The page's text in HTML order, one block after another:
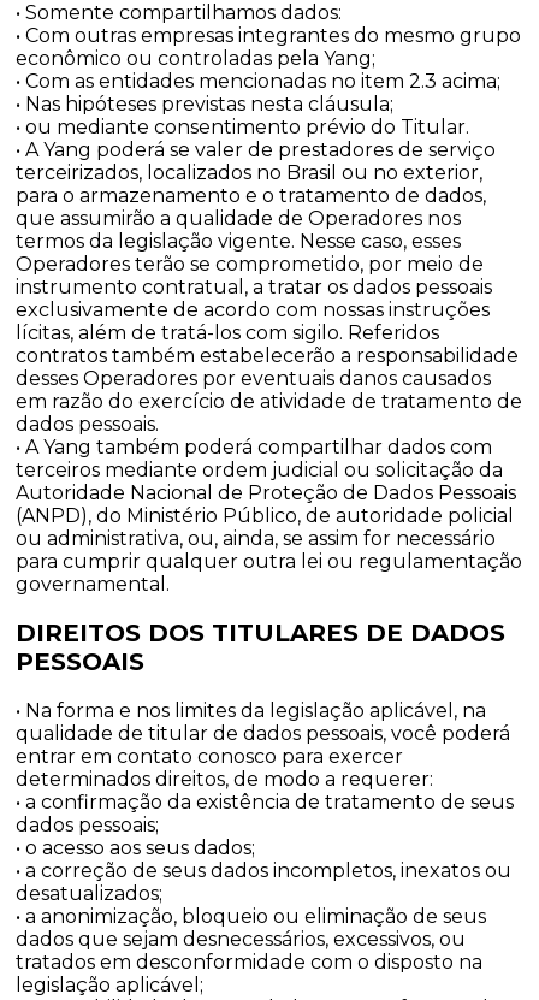
• Somente compartilhamos dados:
• Com outras empresas integrantes do mesmo grupo
econômico ou controladas pela Yang;
• Com as entidades mencionadas no item 2.3 acima;
• Nas hipóteses previstas nesta cláusula;
• ou mediante consentimento prévio do Titular.
• A Yang poderá se valer de prestadores de serviço
terceirizados, localizados no Brasil ou no exterior,
para o armazenamento e o tratamento de dados,
que assumirão a qualidade de Operadores nos
termos da legislação vigente. Nesse caso, esses
Operadores terão se comprometido, por meio de
instrumento contratual, a tratar os dados pessoais
exclusivamente de acordo com nossas instruções
lícitas, além de tratá-los com sigilo. Referidos
contratos também estabelecerão a responsabilidade
desses Operadores por eventuais danos causados
em razão do exercício de atividade de tratamento de
dados pessoais.
• A Yang também poderá compartilhar dados com
terceiros mediante ordem judicial ou solicitação da
Autoridade Nacional de Proteção de Dados Pessoais
(ANPD), do Ministério Público, de autoridade policial
ou administrativa, ou, ainda, se assim for necessário
para cumprir qualquer outra lei ou regulamentação
governamental.
DIREITOS DOS TITULARES DE DADOS
PESSOAIS
• Na forma e nos limites da legislação aplicável, na
qualidade de titular de dados pessoais, você poderá
entrar em contato conosco para exercer
determinados direitos, de modo a requerer:
• a confirmação da existência de tratamento de seus
dados pessoais;
• o acesso aos seus dados;
• a correção de seus dados incompletos, inexatos ou
desatualizados;
• a anonimização, bloqueio ou eliminação de seus
dados que sejam desnecessários, excessivos, ou
tratados em desconformidade com o disposto na
legislação aplicável;